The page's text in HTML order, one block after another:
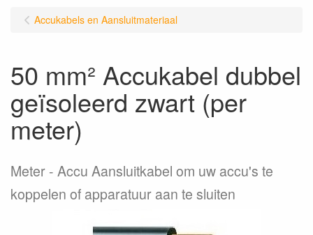
Accukabels en Aansluitmateriaal
50 mm² Accukabel dubbel
geïsoleerd zwart (per
meter)
Meter
Accu Aansluitkabel om uw accu's te
koppelen of apparatuur aan te sluiten